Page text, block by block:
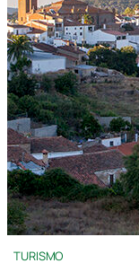
TURISMO